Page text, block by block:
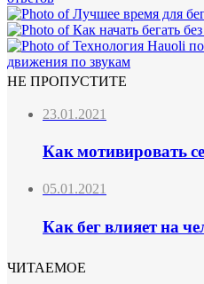
НЕ ПРОПУСТИТЕ
23.01.2021
Как мотивировать
05.01.2021
Как бег влияет на
ЧИТАЕМОЕ